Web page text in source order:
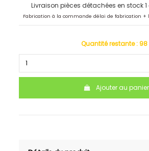
Livraison pièces détachées en stock 1
Fabrication à la commande délai de fabrication
Quantité restante : 98
Ajouter au panier